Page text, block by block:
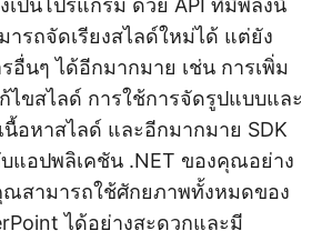
เป็นโปรแกรม ด้วย API ที่มีพลังนี้
รถจัดเรียงสไลด์ใหม่ได้ แต่ยัง
อื่นๆ ได้อีกมากมาย เช่น การเพิ่ม
ไขสไลด์ การใช้การจัดรูปแบบและ
นื้อหาสไลด์ และอีกมากมาย SDK
แอปพลิเคชัน .NET ของคุณอย่าง
สามารถใช้ศักยภาพทั้งหมดของ
ได้อย่างสะดวกและมี